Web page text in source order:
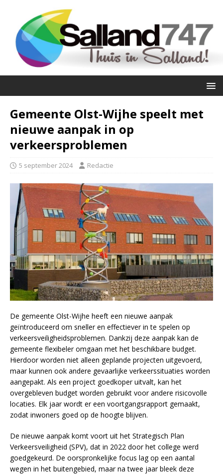
Gemeente Olst-Wijhe speelt met
nieuwe aanpak in op
verkeersproblemen
5 september 2024 Redactie
De gemeente Olst-Wijhe heeft een nieuwe aanpak
geïntroduceerd om sneller en effectiever in te spelen op
verkeersveiligheidsproblemen. Dankzij deze aanpak kan de
gemeente flexibeler omgaan met het beschikbare budget.
Hierdoor worden niet alleen geplande projecten uitgevoerd,
maar kunnen ook andere gevaarlijke verkeerssituaties worden
aangepakt. Als een project goedkoper uitvalt, kan het
overgebleven budget worden gebruikt voor andere risicovolle
locaties. Elk jaar wordt er een voortgangsrapport gemaakt,
zodat inwoners goed op de hoogte blijven.
De nieuwe aanpak komt voort uit het Strategisch Plan
Verkeersveiligheid (SPV), dat in 2022 door het college werd
goedgekeurd. De oorspronkelijke focus lag op een aantal
wegen in het buitengebied, maar na twee jaar bleek deze